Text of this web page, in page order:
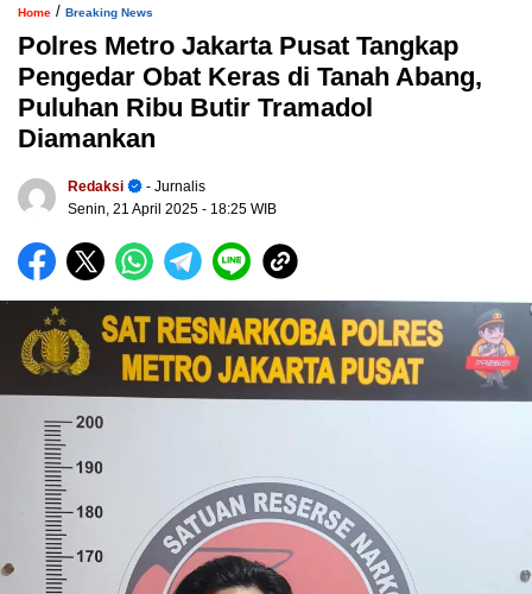
Home / Breaking News
Polres Metro Jakarta Pusat Tangkap
Pengedar Obat Keras di Tanah Abang,
Puluhan Ribu Butir Tramadol
Diamankan
Redaksi
- Jurnalis
Senin, 21 April 2025 - 18:25 WIB